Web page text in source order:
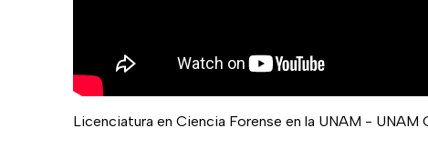
Licenciatura en Ciencia Forense en la UNAM - UNAM